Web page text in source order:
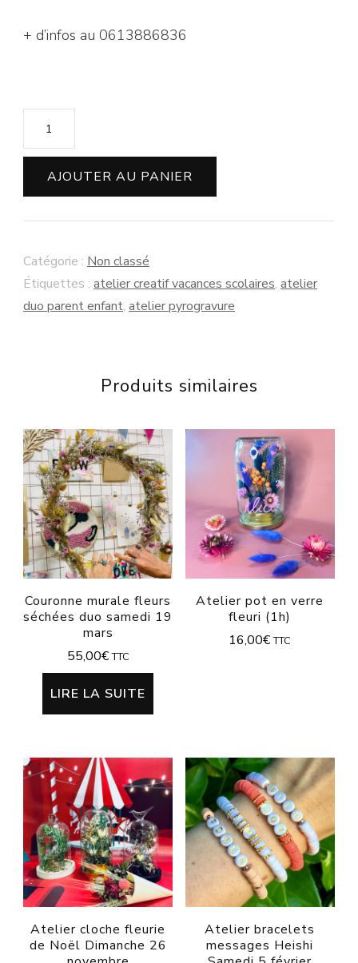
+ d’infos au 0613886836
quantité
de
Atelier
créatif
en
pyrogravure
Mercredi
29
AJOUTER AU PANIER
Catégorie : Non classé
Étiquettes : atelier creatif vacances scolaires, atelier
duo parent enfant, atelier pyrogravure
Produits similaires
Couronne murale fleurs
séchées duo samedi 19
mars
55,00€ TTC
LIRE LA SUITE
Atelier pot en verre
fleuri (1h)
16,00€ TTC
Atelier cloche fleurie
de Noël Dimanche 26
Atelier bracelets
messages Heishi